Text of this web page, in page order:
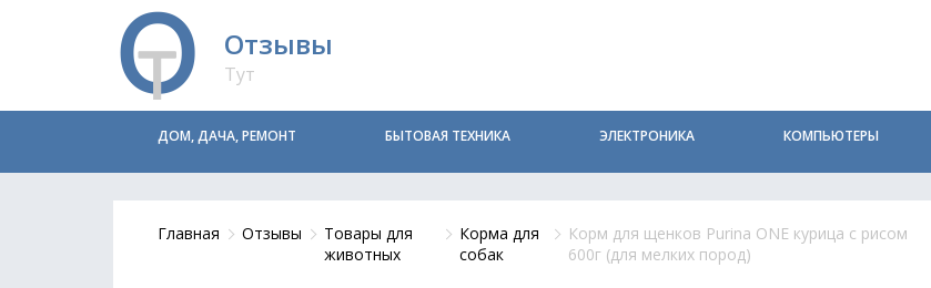
Отзывы
Тут
ДОМ, ДАЧА, РЕМОНТ БЫТОВАЯ ТЕХНИКА ЭЛЕКТРОНИКА КОМПЬЮТЕРЫ
Главная Отзывы
Товары для
животных
Корма для
собак
Корм для щенков Purina ONE курица с рисом
600г (для мелких пород)